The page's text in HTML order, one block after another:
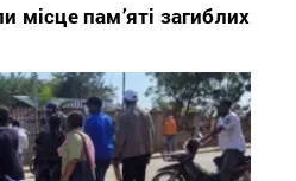
пам’яті загиблих